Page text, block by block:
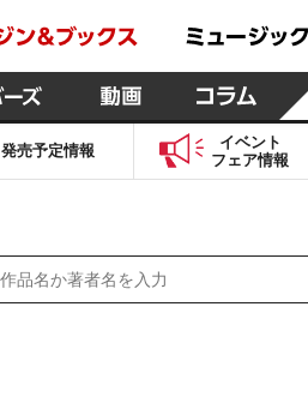
発売予定情報
イベント
フェア情報